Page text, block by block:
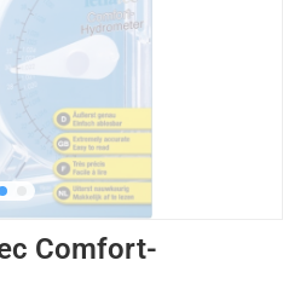
Comfort-